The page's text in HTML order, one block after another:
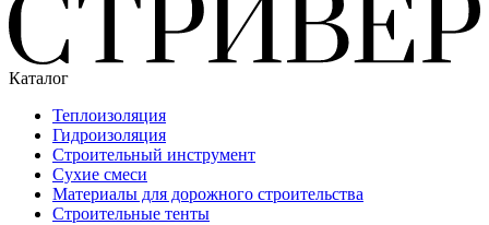
Каталог
Теплоизоляция
Гидроизоляция
Строительный инструмент
Сухие смеси
Материалы для дорожного строительства
Строительные тенты